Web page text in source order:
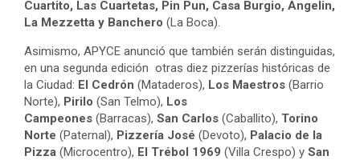
Cuartito, Las Cuartetas, Pin Pun, Casa Burgio, Angelin,
La Mezzetta y Banchero (La Boca).
Asimismo, APYCE anunció que también serán distinguidas,
en una segunda edición otras diez pizzerías históricas de
la Ciudad: El Cedrón (Mataderos), Los Maestros (Barrio
Norte), Pirilo (San Telmo), Los
Campeones (Barracas), San Carlos (Caballito), Torino
Norte (Paternal), Pizzería José (Devoto), Palacio de la
Pizza (Microcentro), El Trébol 1969 (Villa Crespo) y San